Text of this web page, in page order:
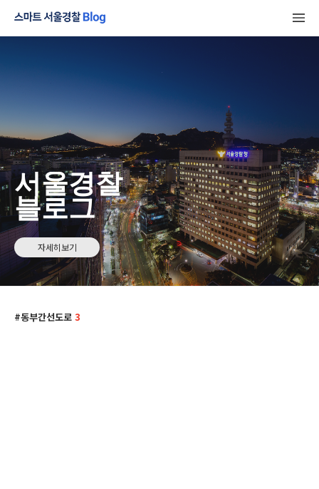
서울경찰
블로그
자세히보기
동부간선도로 3